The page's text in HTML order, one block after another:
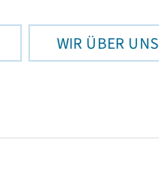
WIR ÜBER UNS